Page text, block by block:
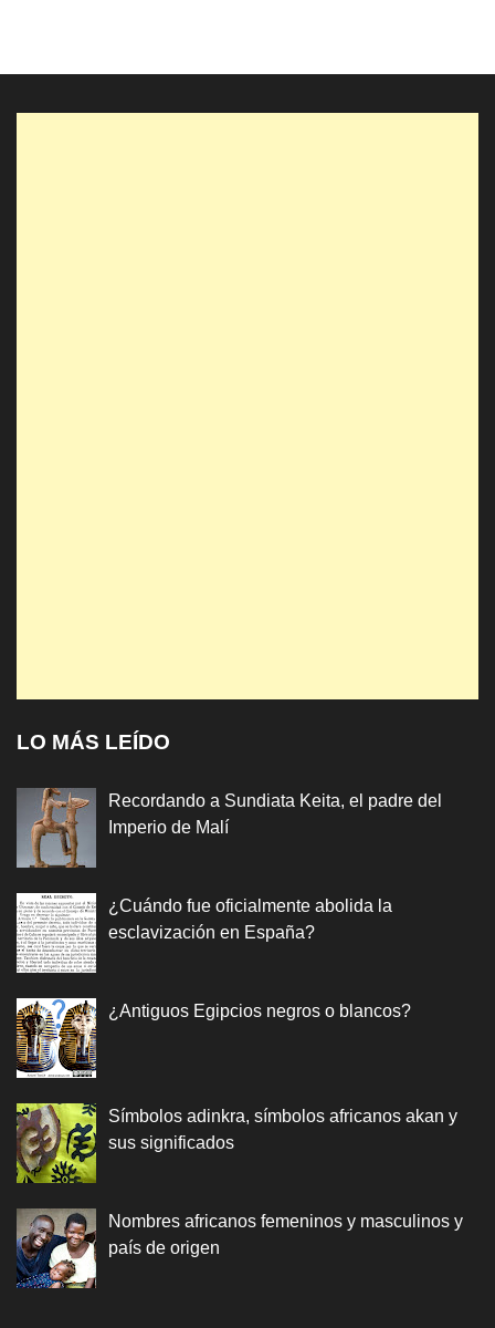
LO MÁS LEÍDO
Recordando a Sundiata Keita, el padre del
Imperio de Malí
¿Cuándo fue oficialmente abolida la
esclavización en España?
¿Antiguos Egipcios negros o blancos?
Símbolos adinkra, símbolos africanos akan y
sus significados
Nombres africanos femeninos y masculinos y
país de origen